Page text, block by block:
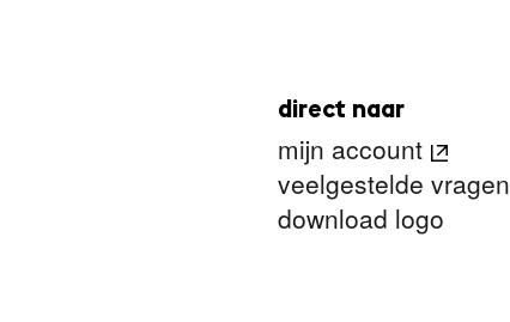
direct naar
mijn account
veelgestelde vragen
download logo